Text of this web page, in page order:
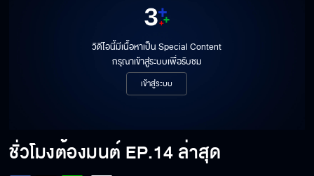
วิดีโอนี้มีเนื้อหาเป็น Special Content
กรุณาเข้าสู่ระบบเพื่อรับชม
เข้าสู่ระบบ
ชั่วโมงต้องมนต์ EP.14 ล่าสุด